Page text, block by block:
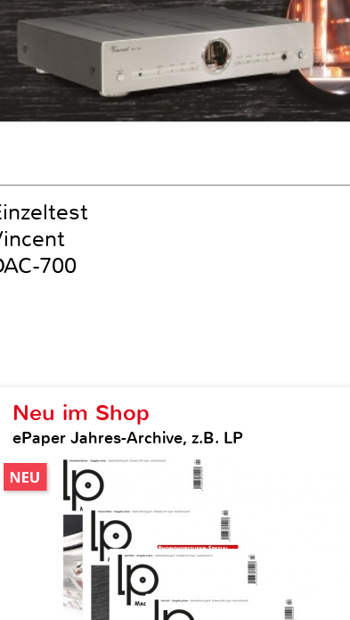
Neu im Shop
ePaper Jahres-Archive, z.B. LP
700